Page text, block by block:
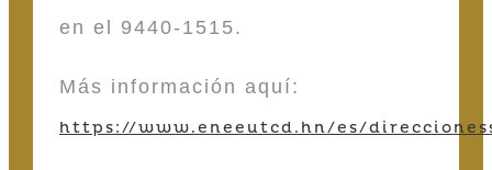
en el 9440-1515.
Más información aquí:
https://www.eneeutcd.hn/es/